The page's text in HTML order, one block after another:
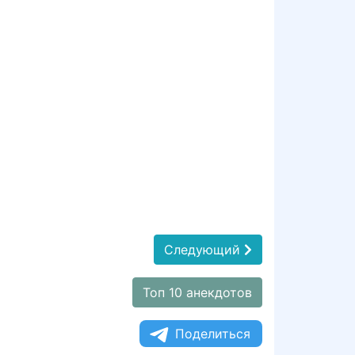
Следующий
Топ 10 анекдотов
Поделиться